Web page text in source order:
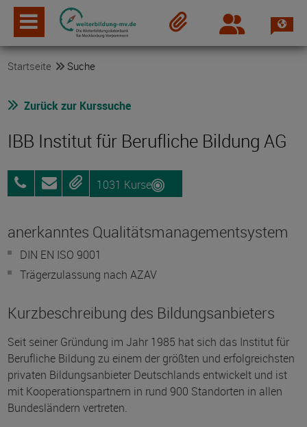
Login
Startseite Suche
Zurück zur Kurssuche
IBB Institut für Berufliche Bildung AG
0381
96903075
AnfragenMerken1031 Kurse
anerkanntes Qualitätsmanagementsystem
DIN EN ISO 9001
Trägerzulassung nach AZAV
Kurzbeschreibung des Bildungsanbieters
Seit seiner Gründung im Jahr 1985 hat sich das Institut für
Berufliche Bildung zu einem der größten und erfolgreichsten
privaten Bildungsanbieter Deutschlands entwickelt und ist
mit Kooperationspartnern in rund 900 Standorten in allen
Bundesländern vertreten.